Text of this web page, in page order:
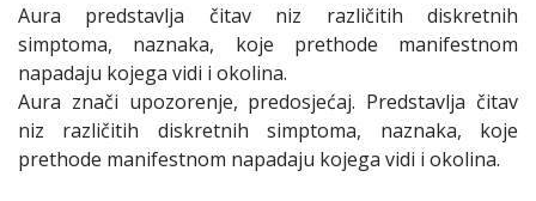
Aura predstavlja čitav niz različitih diskretnih
simptoma, naznaka, koje prethode manifestnom
napadaju kojega vidi i okolina.
Aura znači upozorenje, predosjećaj. Predstavlja čitav
niz različitih diskretnih simptoma, naznaka, koje
prethode manifestnom napadaju kojega vidi i okolina.